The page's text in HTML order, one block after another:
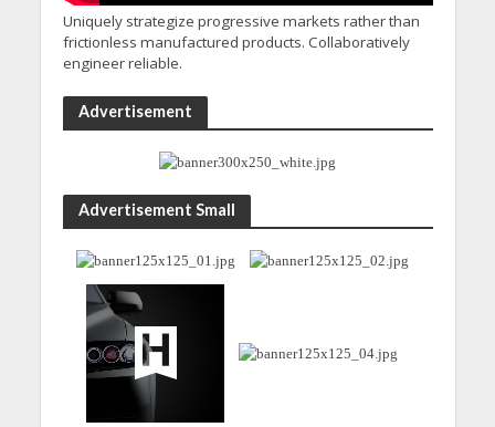
Uniquely strategize progressive markets rather than
frictionless manufactured products. Collaboratively
engineer reliable.
Advertisement
Advertisement Small